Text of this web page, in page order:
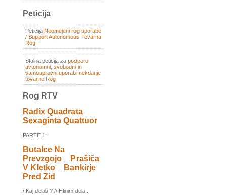
Peticija
Peticija Neomejeni rog uporabe
/ Support Autonomous Tovarna
Rog
Stalna peticija za podporo
avtonomni, svobodni in
samoupravni uporabi nekdanje
tovarne Rog
Rog RTV
Radix Quadrata
Sexaginta Quattuor
PARTE 1:
Butalce Na
Prevzgojo _ Prašiča
V Kletko _ Bankirje
Pred Zid
/ Kaj delaš ? // Hlinim dela...